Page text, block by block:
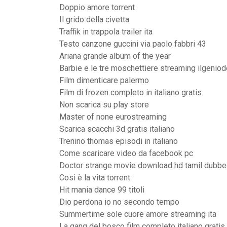
Doppio amore torrent
Il grido della civetta
Traffik in trappola trailer ita
Testo canzone guccini via paolo fabbri 43
Ariana grande album of the year
Barbie e le tre moschettiere streaming
Film dimenticare palermo
Film di frozen completo in italiano gratis
Non scarica su play store
Master of none eurostreaming
Scarica scacchi 3d gratis italiano
Trenino thomas episodi in italiano
Come scaricare video da facebook pc
Doctor strange movie download hd tamil
Cosi è la vita torrent
Hit mania dance 99 titoli
Dio perdona io no secondo tempo
Summertime sole cuore amore streaming ita